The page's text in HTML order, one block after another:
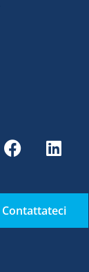
Contattateci